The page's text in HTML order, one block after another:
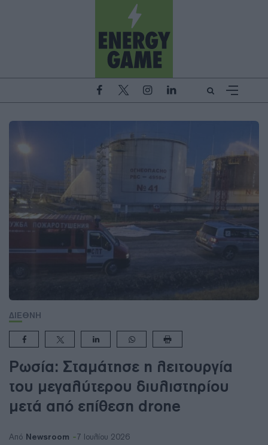
ΔΙΕΘΝΗ
Ρωσία: Σταμάτησε η λειτουργία
του μεγαλύτερου διυλιστηρίου
μετά από επίθεση drone
Από Newsroom 7 Ιουλίου 2026